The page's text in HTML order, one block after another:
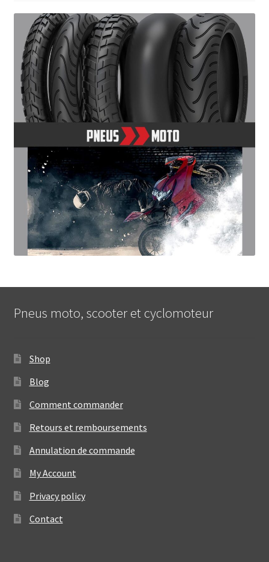
Pneus moto, scooter et cyclomoteur
Shop
Blog
Comment commander
Retours et remboursements
Annulation de commande
My Account
Privacy policy
Contact